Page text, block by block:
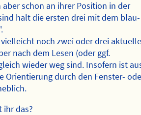
schon an ihrer Position in der
halt die ersten drei mit dem blau-
noch zwei oder drei
nach dem Lesen (oder ggf.
wieder weg sind. Insofern ist
Orientierung durch den Fenster-
ihr das?